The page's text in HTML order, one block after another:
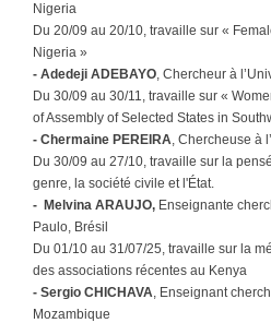
Nigeria
Du 20/09 au 20/10, travaille sur «
Nigeria »
- Adedeji ADEBAYO, Chercheur à
Du 30/09 au 30/11, travaille sur «
of Assembly of Selected States in
- Chermaine PEREIRA, Chercheuse à
Du 30/09 au 27/10, travaille sur la
genre, la société civile et l'État.
- Melvina ARAUJO, Enseignante
Paulo, Brésil
Du 01/10 au 31/07/25, travaille sur la
des associations récentes au Kenya
- Sergio CHICHAVA, Enseignant
Mozambique